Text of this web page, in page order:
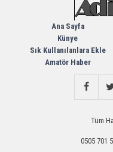
Ana Sayfa
Künye
Sık Kullanılanlara Ekle
Amatör Haber
Tüm
0505 701